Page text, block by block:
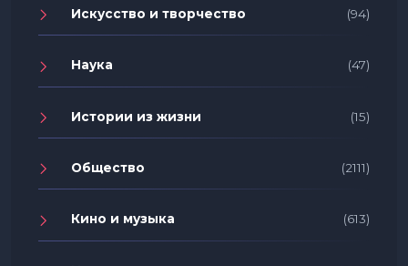
Искусство и творчество (94)
Наука (47)
Истории из жизни (15)
Общество (2111)
Кино и музыка (613)